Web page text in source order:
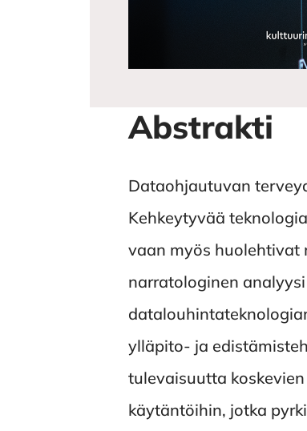
Abstrakti
Dataohjautuvan
Kehkeytyvää
vaan myös huolehtivat
narratologinen
ylläpito- ja
tulevaisuutta
käytäntöihin, jotka